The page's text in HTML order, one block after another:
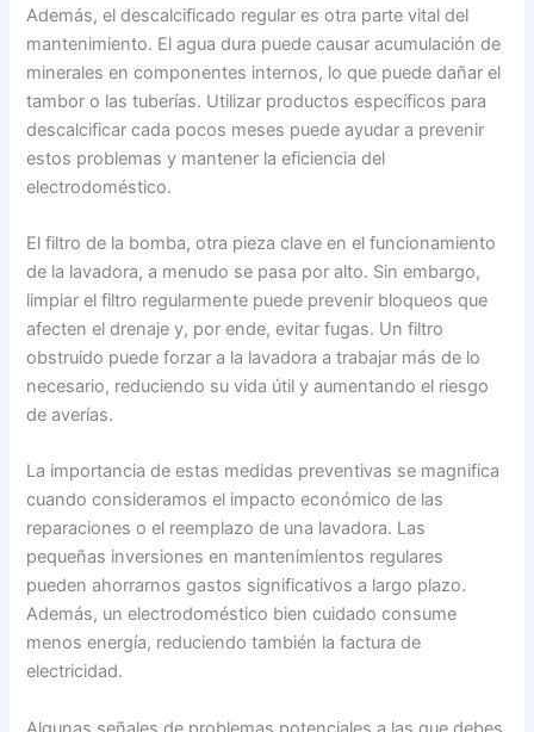
Además, el descalcificado regular es otra parte vital del
mantenimiento. El agua dura puede causar acumulación de
minerales en componentes internos, lo que puede dañar el
tambor o las tuberías. Utilizar productos específicos para
descalcificar cada pocos meses puede ayudar a prevenir
estos problemas y mantener la eficiencia del
electrodoméstico.
El filtro de la bomba, otra pieza clave en el funcionamiento
de la lavadora, a menudo se pasa por alto. Sin embargo,
limpiar el filtro regularmente puede prevenir bloqueos que
afecten el drenaje y, por ende, evitar fugas. Un filtro
obstruido puede forzar a la lavadora a trabajar más de lo
necesario, reduciendo su vida útil y aumentando el riesgo
de averías.
La importancia de estas medidas preventivas se magnifica
cuando consideramos el impacto económico de las
reparaciones o el reemplazo de una lavadora. Las
pequeñas inversiones en mantenimientos regulares
pueden ahorrarnos gastos significativos a largo plazo.
Además, un electrodoméstico bien cuidado consume
menos energía, reduciendo también la factura de
electricidad.